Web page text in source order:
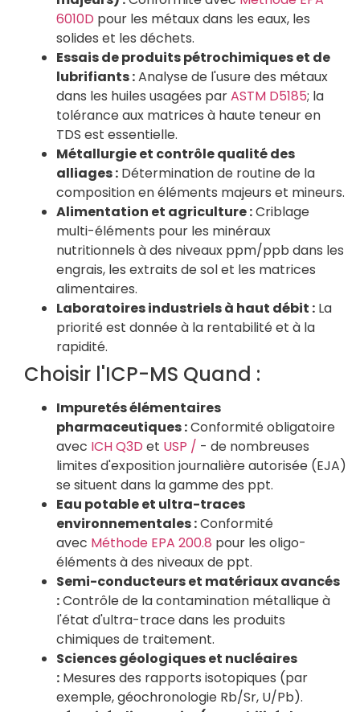
6010D pour les métaux dans les eaux, les
solides et les déchets.
Essais de produits pétrochimiques et de
lubrifiants :Analyse de l'usure des métaux
dans les huiles usagées parASTM D5185; la
tolérance aux matrices à haute teneur en
TDS est essentielle.
Métallurgie et contrôle qualité des
alliages : Détermination de routine de la
composition en éléments majeurs et mineurs.
Alimentation et agriculture :Criblage
multi-éléments pour les minéraux
nutritionnels à des niveaux ppm/ppb dans les
engrais, les extraits de sol et les matrices
alimentaires.
Laboratoires industriels à haut débit : La
priorité est donnée à la rentabilité et à la
rapidité.
Choisir l'ICP-MS Quand :
Impuretés élémentaires
pharmaceutiques :Conformité obligatoire
avec ICH Q3D et USP / - de nombreuses
limites d'exposition journalière autorisée (EJA)
se situent dans la gamme des ppt.
Eau potable et ultra-traces
environnementales :Conformité
avec Méthode EPA 200.8 pour les oligo-
éléments à des niveaux de ppt.
Semi-conducteurs et matériaux avancés
:Contrôle de la contamination métallique à
l'état d'ultra-trace dans les produits
chimiques de traitement.
Sciences géologiques et nucléaires
: Mesures des rapports isotopiques (par
exemple, géochronologie Rb/Sr, U/Pb).